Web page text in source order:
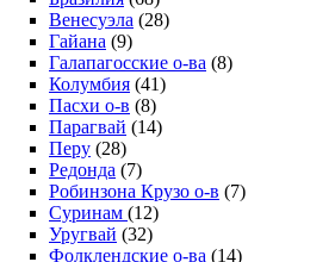
Венесуэла (28)
Гайана (9)
Галапагосские о-ва (8)
Колумбия (41)
Пасхи о-в (8)
Парагвай (14)
Перу (28)
Редонда (7)
Робинзона Крузо о-в (7)
Суринам (12)
Уругвай (32)
Фолклендские о-ва (14)